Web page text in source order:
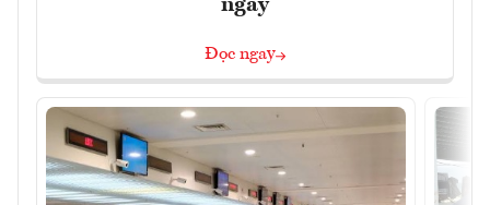
ngày
Đọc ngay